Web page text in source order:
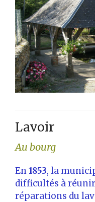
Lavoir
Au bourg
En1853, la
difficultés à réunir
réparations du